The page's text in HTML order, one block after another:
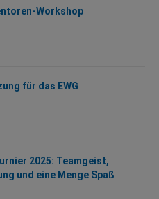
Workshop
für das EWG
2025: Teamgeist,
und eine Menge Spaß